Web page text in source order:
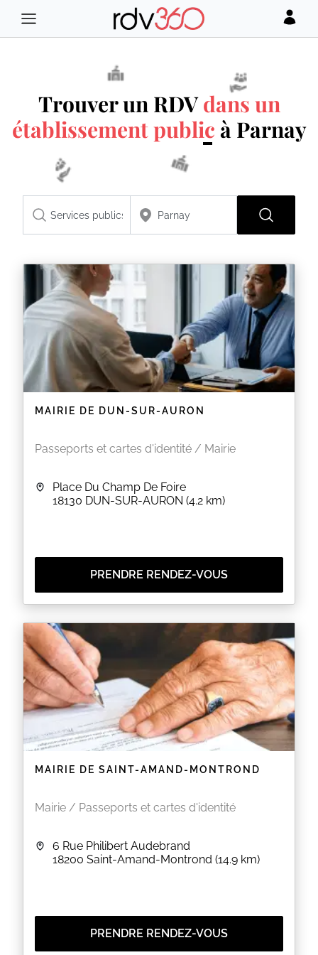
Trouver un RDVdans un
établissement public à Parnay
MAIRIE DE DUN-SUR-AURON
Passeports et cartes d'identité / Mairie
Place Du Champ De Foire
18130 DUN-SUR-AURON (4.2 km)
PRENDRE RENDEZ-VOUS
MAIRIE DE SAINT-AMAND-MONTROND
Mairie / Passeports et cartes d'identité
6 Rue Philibert Audebrand
18200 Saint-Amand-Montrond (14.9 km)
PRENDRE RENDEZ-VOUS